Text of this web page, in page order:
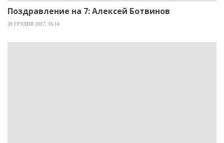
Поздравление на 7: Алексей Ботвинов
29 ГРУДНЯ 2017, 16:14